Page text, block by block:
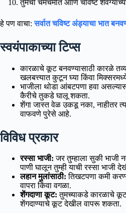
तुमची चमचमीत आणि चविष्ट
हे पण वाचा:सर्वात चविष्ट अंड्याचा भात
स्वयंपाकाच्या टिप्स
कारळाचे कूट बनवण्यासाठी कारळे
खलबत्त्यात कुटून घ्या किंवा
भाजीला थोडा आंबटपणा हवा
कैरीचे तुकडे घालू शकता.
शेंगा जास्त वेळ उकडू नका, नाहीतर
वाफवणे पुरेसे आहे.
विविध प्रकार
रस्सा भाजी: जर तुम्हाला सुकी भाजी
पाणी घालून तुम्ही याची रस्सा भाजी
लहान मुलांसाठी: तिखटपणा कमी
वापरा किंवा वगळा.
शेंगदाणा कूट: तुमच्याकडे कारळाचे
शेंगदाण्याचे कूट देखील वापरू शकता.